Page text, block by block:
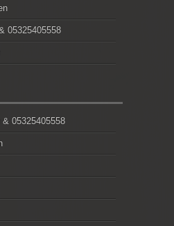
05325405558
05325405558